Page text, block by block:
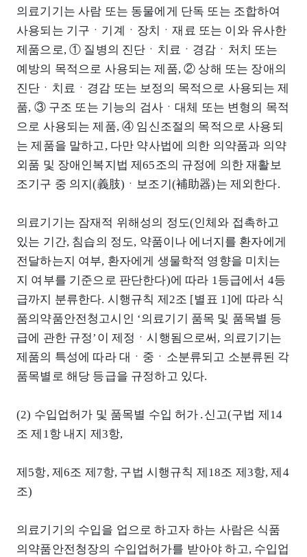
의료기기는 사람 또는 동물에게 단독 또는 조합하여
사용되는 기구ㆍ기계ㆍ장치ㆍ재료 또는 이와 유사한
제품으로, ① 질병의 진단ㆍ치료ㆍ경감ㆍ처치 또는
예방의 목적으로 사용되는 제품, ② 상해 또는 장애의
진단ㆍ치료ㆍ경감 또는 보정의 목적으로 사용되는 제
품, ③ 구조 또는 기능의 검사ㆍ대체 또는 변형의 목적
으로 사용되는 제품, ④ 임신조절의 목적으로 사용되
는 제품을 말하고, 다만 약사법에 의한 의약품과 의약
외품 및 장애인복지법 제65조의 규정에 의한 재활보
조기구 중 의지(義肢)ㆍ보조기(補助器)는 제외한다.
의료기기는 잠재적 위해성의 정도(인체와 접촉하고
있는 기간, 침습의 정도, 약품이나 에너지를 환자에게
전달하는지 여부, 환자에게 생물학적 영향을 미치는
지 여부를 기준으로 판단한다)에 따라 1등급에서 4등
급까지 분류한다. 시행규칙 제2조 [별표 1]에 따라 식
품의약품안전청고시인 ‘의료기기 품목 및 품목별 등
급에 관한 규정’이 제정ㆍ시행됨으로써, 의료기기는
제품의 특성에 따라 대ㆍ중ㆍ소분류되고 소분류된 각
품목별로 해당 등급을 규정하고 있다.
(2) 수입업허가 및 품목별 수입 허가․신고(구법 제14
조 제1항 내지 제3항,
제5항, 제6조 제7항, 구법 시행규칙 제18조 제3항, 제4
조)
의료기기의 수입을 업으로 하고자 하는 사람은 식품
의약품안전청장의 수입업허가를 받아야 하고, 수입업